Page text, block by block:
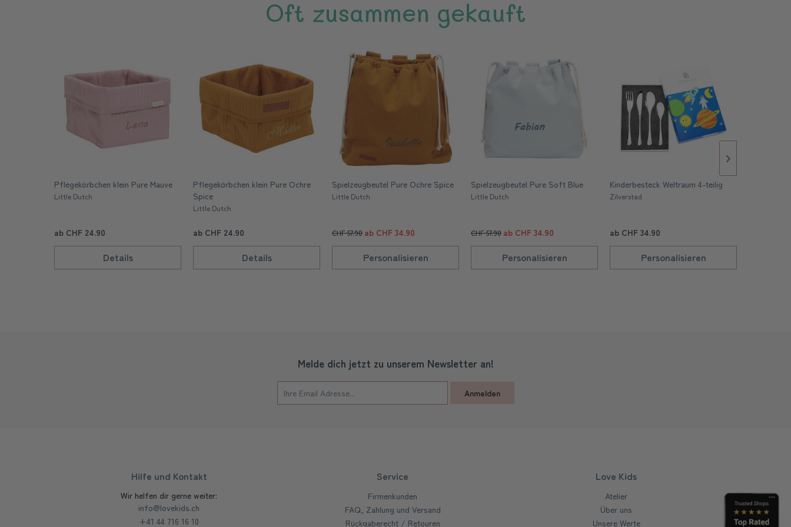
Oft zusammen gekauft
Pflegekörbchen klein Pure Mauve
Little Dutch
ab CHF 24.90
Details
Pflegekörbchen klein Pure Ochre
Spice
Little Dutch
ab CHF 24.90
Details
Spielzeugbeutel Pure Ochre Spice
Little Dutch
CHF 57.90 ab CHF 34.90
Personalisieren
Spielzeugbeutel Pure Soft Blue
Little Dutch
CHF 57.90 ab CHF 34.90
Personalisieren
Kinderbesteck Weltraum 4-teilig
Zilverstad
ab CHF 34.90
Personalisieren
Melde dich jetzt zu unserem Newsletter an!
Anmelden
Hilfe und Kontakt
Wir helfen dir gerne weiter:
info@lovekids.ch
+41 44 716 16 10
Service
Firmenkunden
FAQ, Zahlung und Versand
Rückgaberecht / Retouren
Love Kids
Atelier
Über uns
Unsere Werte